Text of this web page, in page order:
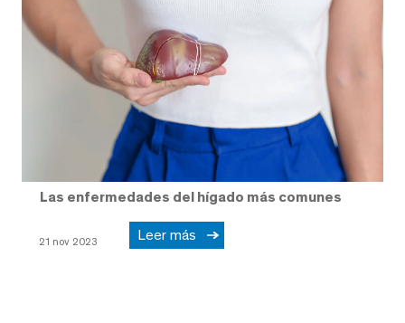
Las enfermedades del hígado más comunes
21 nov 2023 Leer más